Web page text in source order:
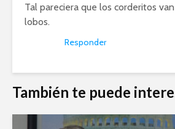
Tal pareciera que los corderitos
lobos.
Responder
También te puede